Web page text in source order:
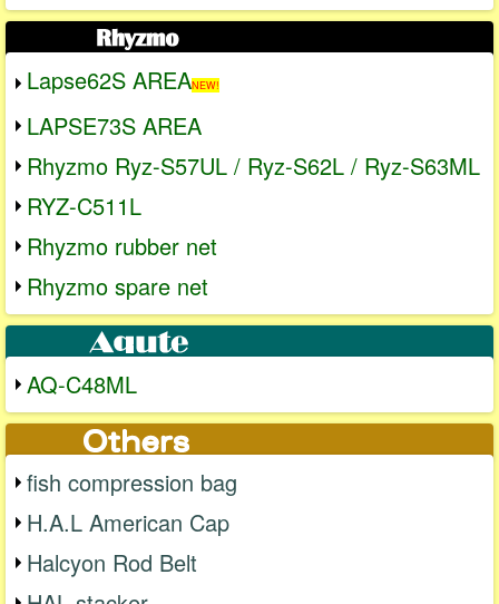
Lapse62S AREANEW!
LAPSE73S AREA
Rhyzmo Ryz-S57UL / Ryz-S62L / Ryz-S63ML
RYZ-C511L
Rhyzmo rubber net
Rhyzmo spare net
AQ-C48ML
fish compression bag
H.A.L American Cap
Halcyon Rod Belt